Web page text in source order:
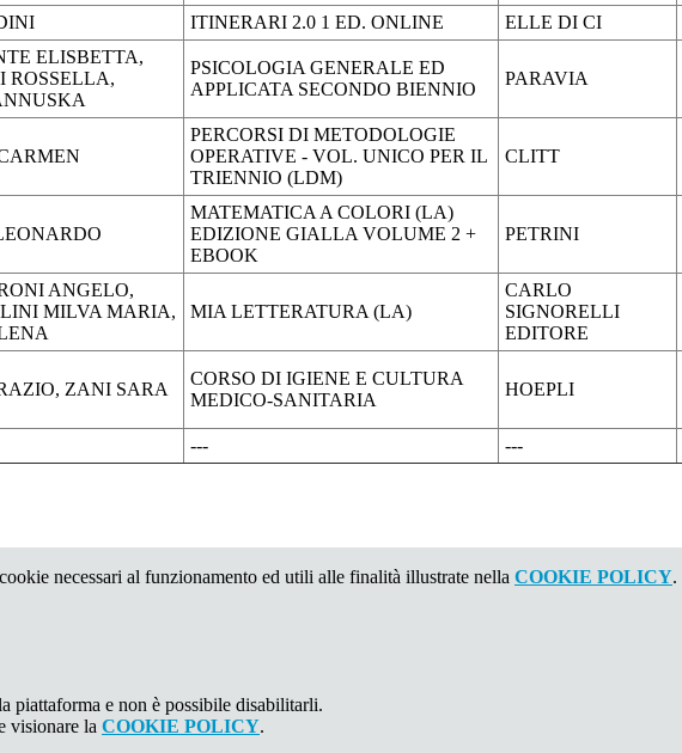
ITINERARI 2.0 1 ED. ONLINE ELLE DI CI
ELISBETTA,
ROSSELLA,
PSICOLOGIA GENERALE ED
APPLICATA SECONDO BIENNIO
PARAVIA
PERCORSI DI METODOLOGIE
OPERATIVE - VOL. UNICO PER IL
TRIENNIO (LDM)
CLITT
MATEMATICA A COLORI (LA)
EDIZIONE GIALLA VOLUME 2 +
EBOOK
PETRINI
ANGELO,
MILVA MARIA,
MIA LETTERATURA (LA)
CARLO
SIGNORELLI
EDITORE
ZANI SARA
CORSO DI IGIENE E CULTURA
MEDICO-SANITARIA
HOEPLI
--- ---
necessari al funzionamento ed utili alle finalità illustrate nella COOKIE POLICY.
piattaforma e non è possibile disabilitarli.
visionare la COOKIE POLICY.